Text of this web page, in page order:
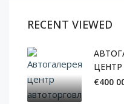
RECENT VIEWED
€400